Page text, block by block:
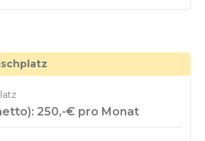
250,-€ pro Monat